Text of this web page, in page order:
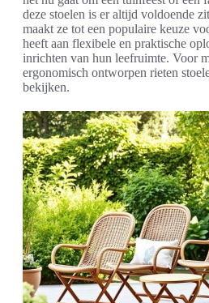
deze stoelen is er altijd voldoende
maakt ze tot een populaire keuze
heeft aan flexibele en praktische
inrichten van hun leefruimte. Voor
ergonomisch ontworpen rieten
bekijken.